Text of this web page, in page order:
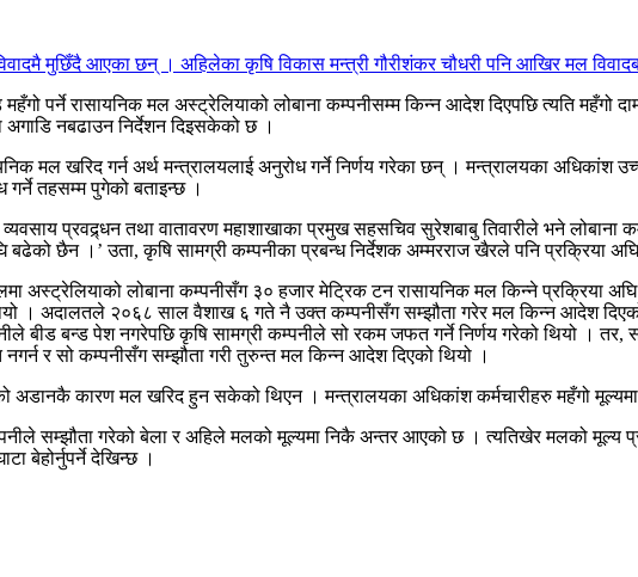
मुछिँदै आएका छन् । अहिलेका कृषि विकास मन्त्री गौरीशंकर चौधरी पनि आखिर मल
पर्ने रासायनिक मल अस्ट्रेलियाको लोबाना कम्पनीसम्म किन्न आदेश दिएपछि त्यति
नबढाउन निर्देशन दिइसकेको छ ।
मल खरिद गर्न अर्थ मन्त्रालयलाई अनुरोध गर्ने निर्णय गरेका छन् । मन्त्रालयका अधिकांश
गर्ने तहसम्म पुगेको बताइन्छ ।
व्यवसाय प्रवद्र्धन तथा वातावरण महाशाखाका प्रमुख सहसचिव सुरेशबाबु तिवारीले भने
छैन ।’ उता, कृषि सामग्री कम्पनीका प्रबन्ध निर्देशक अम्मरराज खैरले पनि प्रक्रिया
अस्ट्रेलियाको लोबाना कम्पनीसँग ३० हजार मेट्रिक टन रासायनिक मल किन्ने प्रक्रिया
। अदालतले २०६८ साल वैशाख ६ गते नै उक्त कम्पनीसँग सम्झौता गरेर मल किन्न आदेश दिएको
बीड बन्ड पेश नगरेपछि कृषि सामग्री कम्पनीले सो रकम जफत गर्ने निर्णय गरेको थियो । तर,
र सो कम्पनीसँग सम्झौता गरी तुरुन्त मल किन्न आदेश दिएको थियो ।
अडानकै कारण मल खरिद हुन सकेको थिएन । मन्त्रालयका अधिकांश कर्मचारीहरु महँगो
सम्झौता गरेको बेला र अहिले मलको मूल्यमा निकै अन्तर आएको छ । त्यतिखेर मलको
बेहोर्नुपर्ने देखिन्छ ।